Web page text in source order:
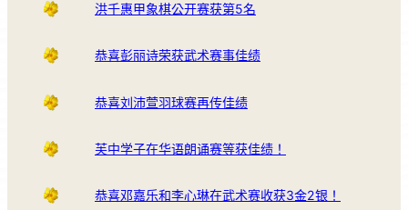
洪千惠甲象棋公开赛获第5名
恭喜彭丽诗荣获武术赛事佳绩
恭喜刘沛萱羽球赛再传佳绩
芙中学子在华语朗诵赛等获佳绩！
恭喜邓嘉乐和李心琳在武术赛收获3金2银！